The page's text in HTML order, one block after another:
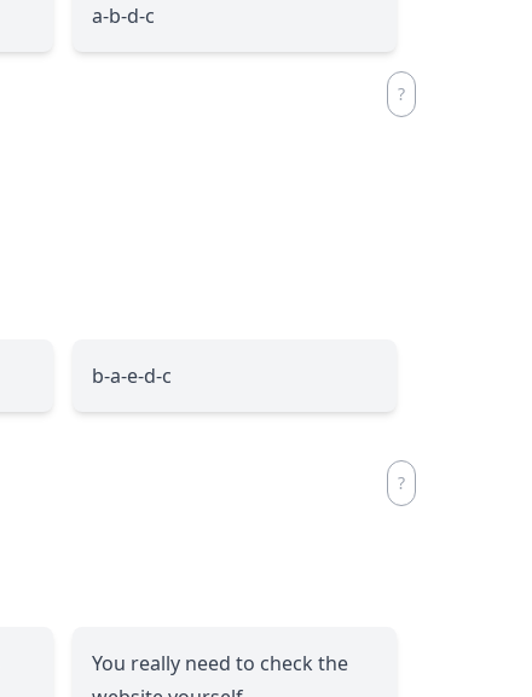
a-b-d-c
b-a-e-d-c
You really need to check the